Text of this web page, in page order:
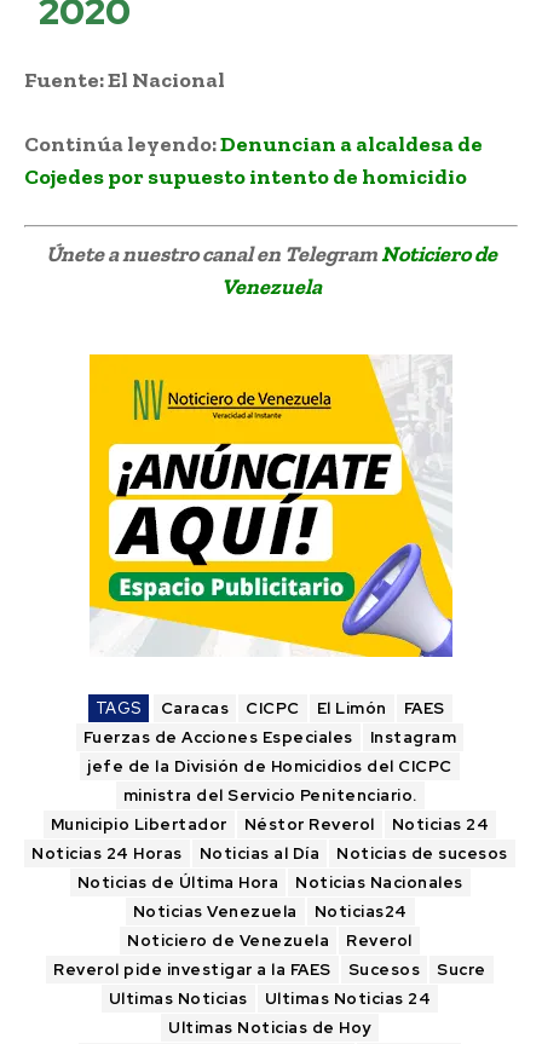
2020
Fuente: El Nacional
Continúa leyendo:Denuncian a alcaldesa de
Cojedes por supuesto intento de homicidio
Únete a nuestro canal en TelegramNoticiero de
Venezuela
TAGS Caracas CICPC El Limón
FAES
Fuerzas de Acciones Especiales
Instagram
jefe de la División de Homicidios del CICPC
ministra del Servicio Penitenciario.
Municipio Libertador
Néstor Reverol
Noticias 24
Noticias 24 Horas
Noticias al Día
Noticias de sucesos
Noticias de Última Hora
Noticias Nacionales
Noticias Venezuela
Noticias24
Noticiero de Venezuela
Reverol
Reverol pide investigar a la FAES
Sucesos
Sucre
Ultimas Noticias
Ultimas Noticias 24
Ultimas Noticias de Hoy